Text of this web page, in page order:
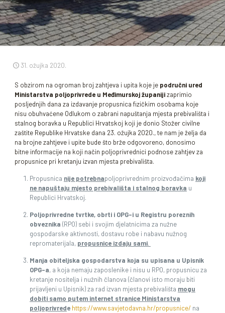
31. ožujka 2020.
S obzirom na ogroman broj zahtjeva i upita koje je područni ured
Ministarstva poljoprivrede u Međimurskoj županijizaprimio
posljednjih dana za izdavanje propusnica fizičkim osobama koje
nisu obuhvaćene Odlukom o zabrani napuštanja mjesta prebivališta i
stalnog boravka u Republici Hrvatskoj koji je donio Stožer civilne
zaštite Republike Hrvatske dana 23. ožujka 2020., te nam je želja da
na brojne zahtjeve i upite bude što brže odgovoreno, donosimo
bitne informacije na koji način poljoprivrednici podnose zahtjev za
propusnice pri kretanju izvan mjesta prebivališta.
Propusnica nije potrebnapoljoprivrednim proizvođačima koji
ne napuštaju mjesto prebivališta i stalnog boravka u
Republici Hrvatskoj.
Poljoprivredne tvrtke, obrti i OPG-i u Registru poreznih
obveznika (RPO) sebi i svojim djelatnicima za nužne
gospodarske aktivnosti, dostavu robe i nabavu nužnog
repromaterijala, propusnice izdaju sami.
Manja obiteljska gospodarstva koja su upisana u Upisnik
OPG-a, a koja nemaju zaposlenike i nisu u RPO, propusnicu za
kretanje nositelja i nužnih članova (članovi isto moraju biti
prijavljeni u Upisnik) za rad izvan mjesta prebivališta mogu
dobiti samo putem internet stranice Ministarstva
poljoprivrede https://www.savjetodavna.hr/propusnice/na